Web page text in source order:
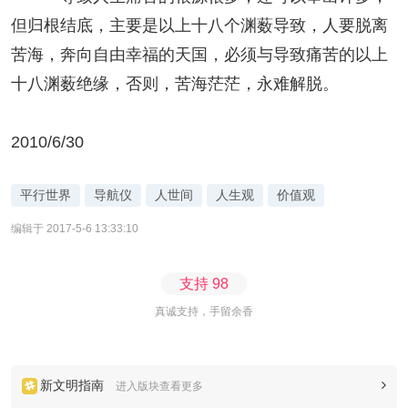
但归根结底，主要是以上十八个渊薮导致，人要脱离
苦海，奔向自由幸福的天国，必须与导致痛苦的以上
十八渊薮绝缘，否则，苦海茫茫，永难解脱。
2010/6/30
平行世界 导航仪 人世间 人生观 价值观
编辑于 2017-5-6 13:33:10
支持 98
真诚支持，手留余香
新文明指南 进入版块查看更多